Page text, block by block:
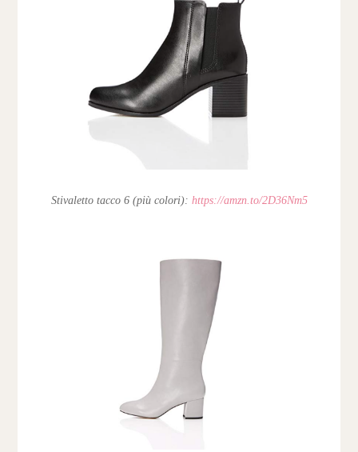
Stivaletto tacco 6 (più colori): https://amzn.to/2D36Nm5